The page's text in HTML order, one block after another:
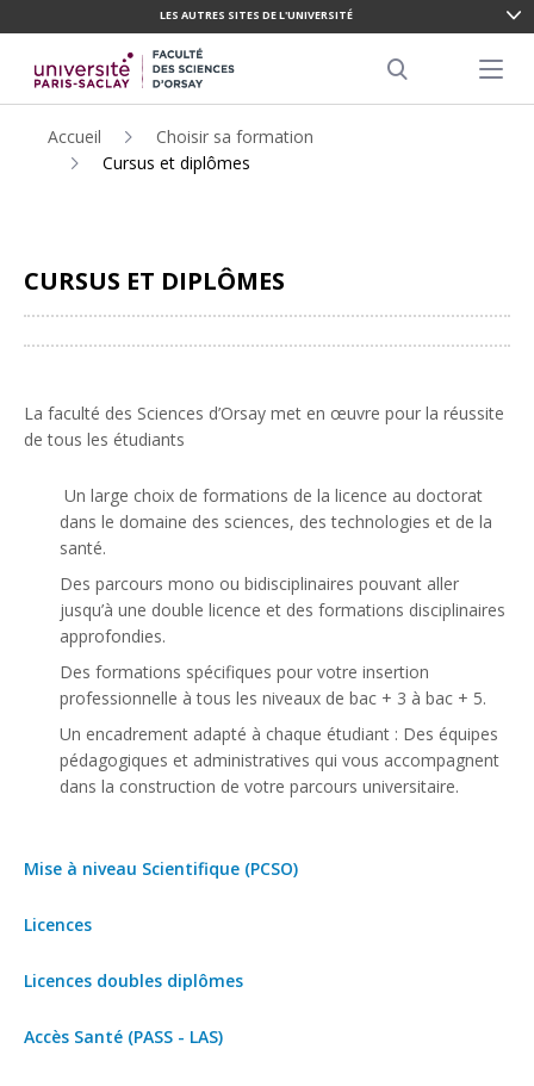
CONTENU
PRINCIPAL
LES AUTRES SITES DE L'UNIVERSITÉ
Menu
Accueil
Choisir sa formation
Cursus et diplômes
CURSUS ET DIPLÔMES
La faculté des Sciences d’Orsay met en œuvre pour la réussite
de tous les étudiants
Un large choix de formations de la licence au doctorat
dans le domaine des sciences, des technologies et de la
santé.
Des parcours mono ou bidisciplinaires pouvant aller
jusqu’à une double licence et des formations disciplinaires
approfondies.
Des formations spécifiques pour votre insertion
professionnelle à tous les niveaux de bac + 3 à bac + 5.
Un encadrement adapté à chaque étudiant : Des équipes
pédagogiques et administratives qui vous accompagnent
dans la construction de votre parcours universitaire.
Mise à niveau Scientifique (PCSO)
Licences
Licences doubles diplômes
Accès Santé (PASS - LAS)